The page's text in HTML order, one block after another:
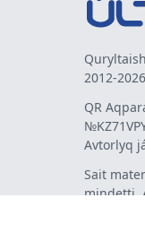
2012-
QR
Avtorlyq
Sait
mindetti.